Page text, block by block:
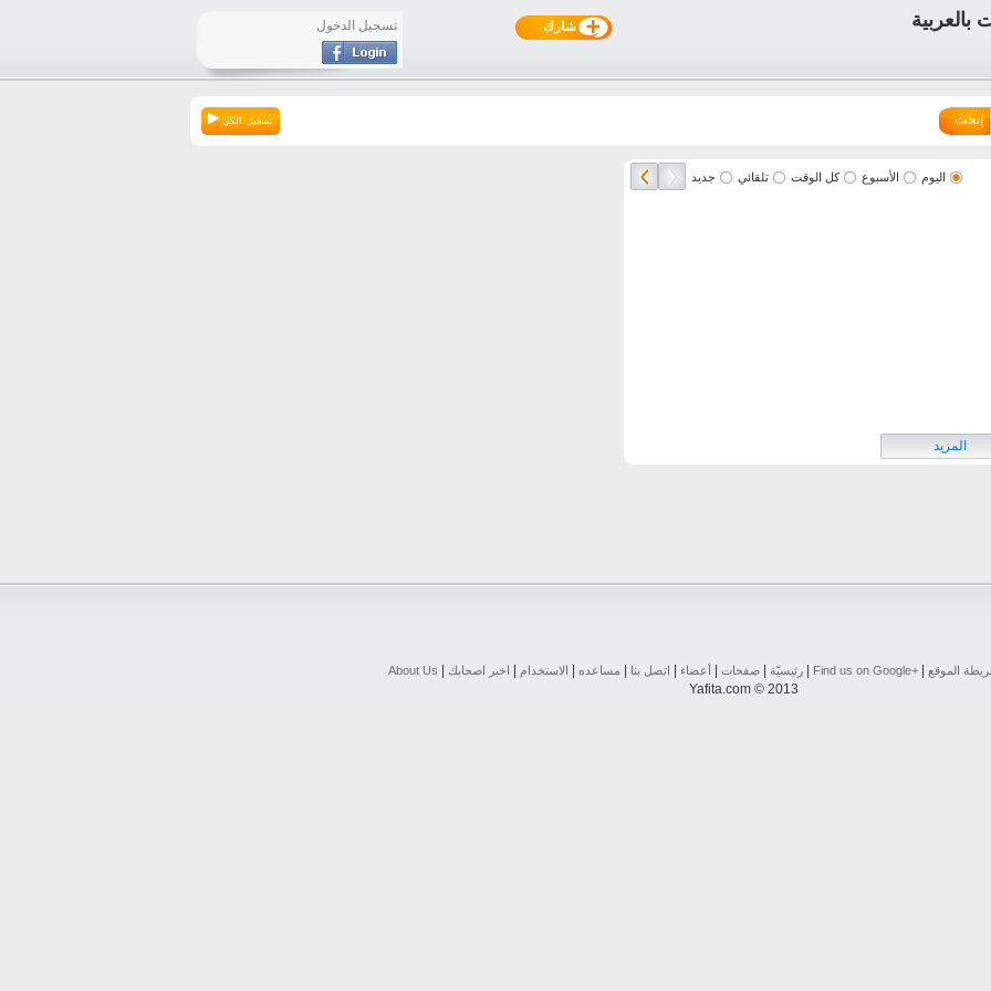
شارك تسجيل الدخول
تشغيل الكل إبحث
اليوم الأسبوع كل الوقت تلقائي جديد
المزيد
الموقع Find us on ‪Google+‬‏ رئيسيّة صفحات أعضاء اتصل بنا مساعده الاستخدام اخبر اصحابك About Us
Yafita.com © 2013